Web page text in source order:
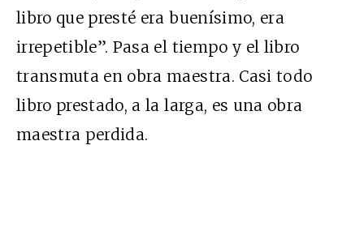
libro que presté era buenísimo, era
irrepetible”. Pasa el tiempo y el libro
transmuta en obra maestra. Casi todo
libro prestado, a la larga, es una obra
maestra perdida.